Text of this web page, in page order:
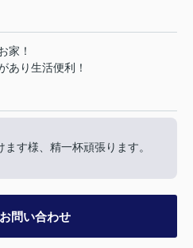
家！
あり生活便利！
す様、精一杯頑張ります。
お問い合わせ